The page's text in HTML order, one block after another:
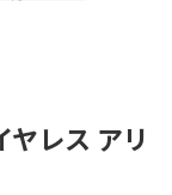
レス アリ